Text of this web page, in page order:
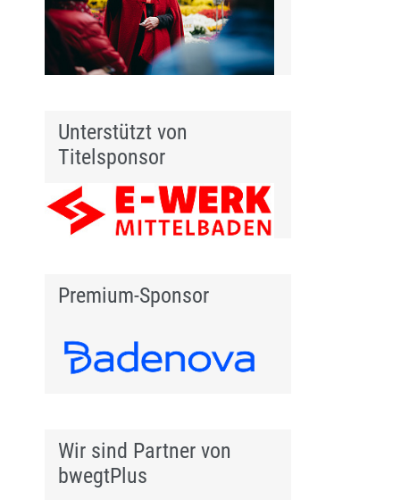
Unterstützt von
Titelsponsor
Premium-Sponsor
Wir sind Partner von
bwegtPlus